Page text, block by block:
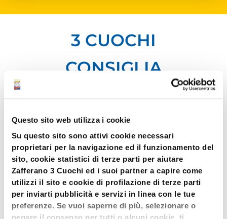
Questo sito web utilizza i cookie
Su questo sito sono attivi cookie necessari
proprietari per la navigazione ed il funzionamento del
sito, cookie statistici di terze parti per aiutare
Zafferano 3 Cuochi ed i suoi partner a capire come
utilizzi il sito e cookie di profilazione di terze parti
per inviarti pubblicità e servizi in linea con le tue
preferenze. Se vuoi saperne di più, selezionare o
3 CUOCHI
CONSIGLIA
che tutti dovrebbero
preparare per
un’occasione speciale.
Questo dolce andrebbe